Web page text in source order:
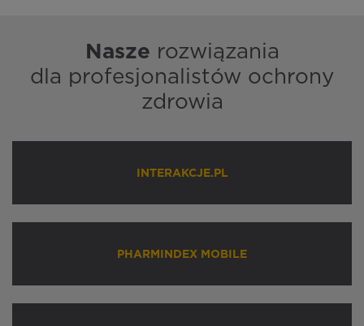
Nasze rozwiązania
dla profesjonalistów ochrony
zdrowia
INTERAKCJE.PL
PHARMINDEX MOBILE